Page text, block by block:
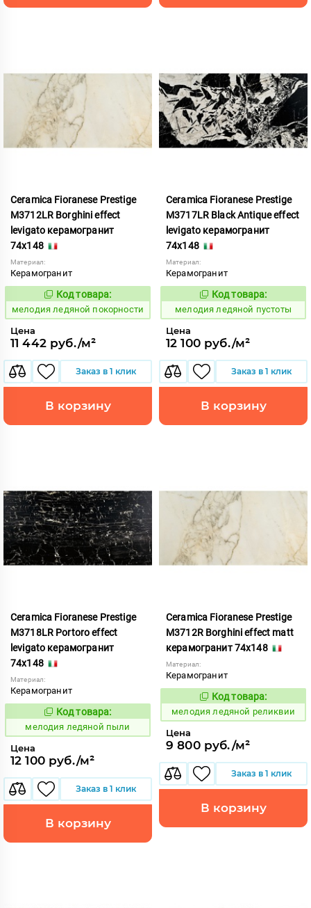
Ceramica Fioranese Prestige
M3712LR Borghini effect
levigato керамогранит
74x148
Материал:
Керамогранит
958822
Код товара:
мелодия ледяной покорности
Цена
11 442 руб./м²
Заказ в 1 клик
В корзину
Ceramica Fioranese Prestige
M3717LR Black Antique effect
levigato керамогранит
74x148
Материал:
Керамогранит
958824
Код товара:
мелодия ледяной пустоты
Цена
12 100 руб./м²
Заказ в 1 клик
В корзину
Ceramica Fioranese Prestige
M3718LR Portoro effect
levigato керамогранит
74x148
Материал:
Керамогранит
958826
Код товара:
мелодия ледяной пыли
Цена
12 100 руб./м²
Заказ в 1 клик
В корзину
Ceramica Fioranese Prestige
M3712R Borghini effect matt
керамогранит 74x148
Материал:
Керамогранит
958830
Код товара:
мелодия ледяной реликвии
Цена
9 800 руб./м²
Заказ в 1 клик
В корзину